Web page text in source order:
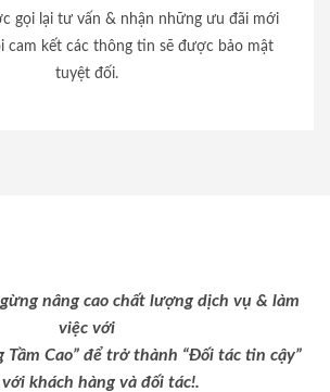
gọi lại tư vấn & nhận những ưu đãi mới
cam kết các thông tin sẽ được bảo mật
tuyệt đối.
nâng cao chất lượng dịch vụ & làm
việc với
Tầm Cao” để trở thành “Đối tác tin cậy”
khách hàng và đối tác!.